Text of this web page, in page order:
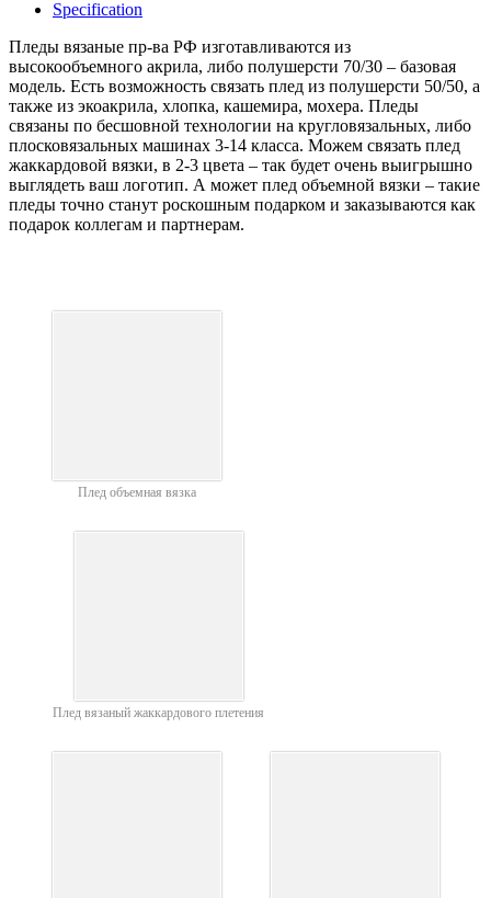
Specification
Пледы вязаные пр-ва РФ изготавливаются из
высокообъемного акрила, либо полушерсти 70/30 – базовая
модель. Есть возможность связать плед из полушерсти 50/50, а
также из экоакрила, хлопка, кашемира, мохера. Пледы
связаны по бесшовной технологии на кругловязальных, либо
плосковязальных машинах 3-14 класса. Можем связать плед
жаккардовой вязки, в 2-3 цвета – так будет очень выигрышно
выглядеть ваш логотип. А может плед объемной вязки – такие
пледы точно станут роскошным подарком и заказываются как
подарок коллегам и партнерам.
Плед объемная вязка
Плед вязаный жаккардового плетения